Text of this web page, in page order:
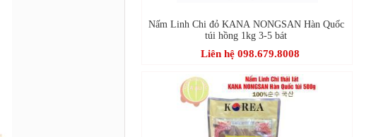
Nấm Linh Chi đỏ KANA NONGSAN Hàn Quốc
túi hồng 1kg 3-5 bát
Liên hệ 098.679.8008